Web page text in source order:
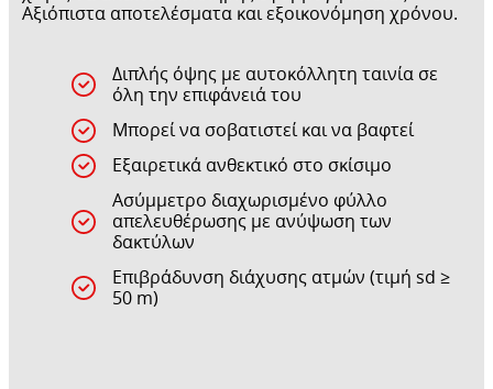
Αξιόπιστα αποτελέσματα και εξοικονόμηση χρόνου.
Διπλής όψης με αυτοκόλλητη ταινία σε
όλη την επιφάνειά του
Μπορεί να σοβατιστεί και να βαφτεί
Εξαιρετικά ανθεκτικό στο σκίσιμο
Ασύμμετρο διαχωρισμένο φύλλο
απελευθέρωσης με ανύψωση των
δακτύλων
Επιβράδυνση διάχυσης ατμών (τιμή sd ≥
50 m)